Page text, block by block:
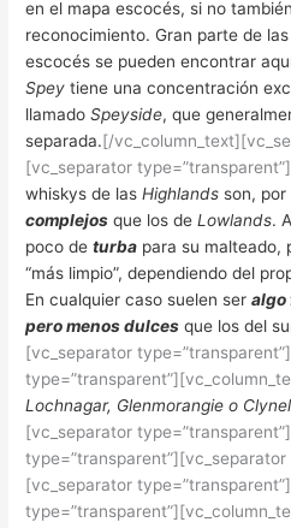
en el mapa escocés, si no
reconocimiento. Gran parte de
escocés se pueden encontrar
Spey tiene una concentración
llamadoSpeyside, que
separada.[/
[vc_separator
whiskys de lasHighlands son,
complejos que los deLowlands.
poco deturba para su malteado,
“más limpio”, dependiendo del
En cualquier caso suelen seralgo
pero menos dulces que los del
[vc_separator
Lochnagar, Glenmorangie o
[vc_separator
[vc_separator